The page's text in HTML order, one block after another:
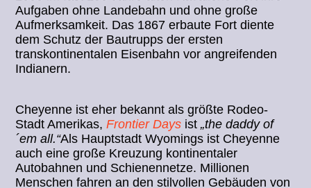
Aufgaben ohne Landebahn und ohne große
Aufmerksamkeit. Das 1867 erbaute Fort diente
dem Schutz der Bautrupps der ersten
transkontinentalen Eisenbahn vor angreifenden
Indianern.
Cheyenne ist eher bekannt als größte Rodeo-
Stadt Amerikas,Frontier Days ist„the daddy of
´em all.“Als Hauptstadt Wyomings ist Cheyenne
auch eine große Kreuzung kontinentaler
Autobahnen und Schienennetze. Millionen
Menschen fahren an den stilvollen Gebäuden von